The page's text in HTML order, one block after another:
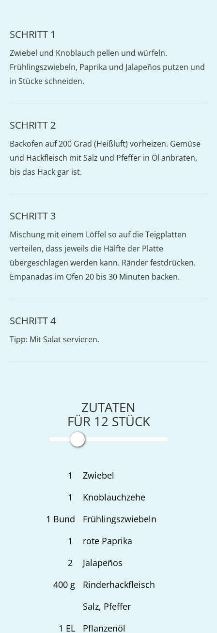
SCHRITT 1
Zwiebel und Knoblauch pellen und würfeln.
Frühlingszwiebeln, Paprika und Jalapeños putzen und
in Stücke schneiden.
SCHRITT 2
Backofen auf 200 Grad (Heißluft) vorheizen. Gemüse
und Hackfleisch mit Salz und Pfeffer in Öl anbraten,
bis das Hack gar ist.
SCHRITT 3
Mischung mit einem Löffel so auf die Teigplatten
verteilen, dass jeweils die Hälfte der Platte
übergeschlagen werden kann. Ränder festdrücken.
Empanadas im Ofen 20 bis 30 Minuten backen.
SCHRITT 4
Tipp: Mit Salat servieren.
ZUTATEN
FÜR 12 STÜCK
1
Zwiebel
1
Knoblauchzehe
1 Bund
Frühlingszwiebeln
1
rote Paprika
2
Jalapeños
400g
Rinderhackfleisch
Salz, Pfeffer
1 EL
Pflanzenöl